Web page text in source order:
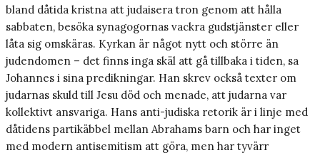
bland dåtida kristna att judaisera tron genom att hålla
sabbaten, besöka synagogornas vackra gudstjänster eller
låta sig omskäras. Kyrkan är något nytt och större än
judendomen – det finns inga skäl att gå tillbaka i tiden, sa
Johannes i sina predikningar. Han skrev också texter om
judarnas skuld till Jesu död och menade, att judarna var
kollektivt ansvariga. Hans anti-judiska retorik är i linje med
dåtidens partikäbbel mellan Abrahams barn och har inget
med modern antisemitism att göra, men har tyvärr